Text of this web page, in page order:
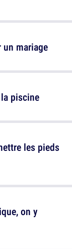
un mariage
les pieds
piscine
on y